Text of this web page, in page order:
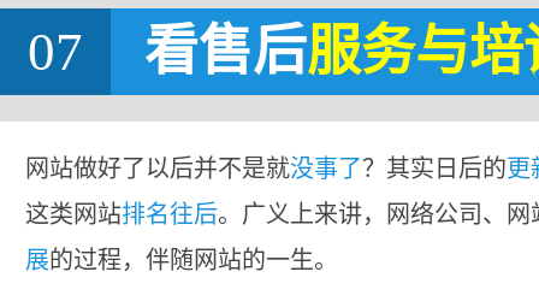
07 看售后服务与培
网站做好了以后并不是就没事了？其实日后的更
这类网站排名往后。广义上来讲，网络公司、
展的过程，伴随网站的一生。